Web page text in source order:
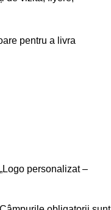
pentru a livra
personalizat –